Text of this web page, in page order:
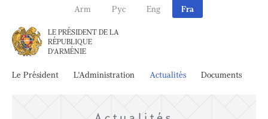
Arm Рус Eng Fra
LE PRÉSIDENT DE LA
RÉPUBLIQUE
D'ARMÉNIE
Le Président L'Administration Actualités Documents